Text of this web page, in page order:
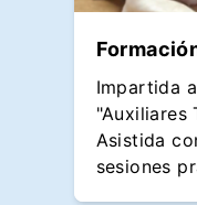
Impartida
"Auxiliares
Asistida
sesiones